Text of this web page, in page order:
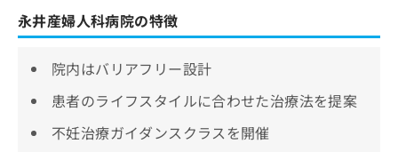
永井産婦人科病院の特徴
院内はバリアフリー設計
患者のライフスタイルに合わせた治療法を提案
不妊治療ガイダンスクラスを開催